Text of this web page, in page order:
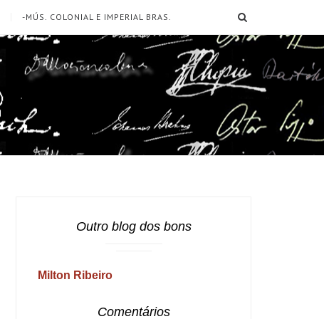
-MÚS. COLONIAL E IMPERIAL BRAS.
Outro blog dos bons
Milton Ribeiro
Comentários